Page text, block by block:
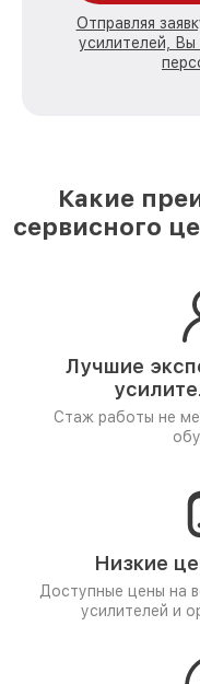
Отправляя
усилителей, Вы
Какие
сервисного
Лучшие
Стаж работы не
Низкие
Доступные цены на
усилителей и